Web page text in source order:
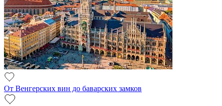
От Венгерских вин до баварских замков